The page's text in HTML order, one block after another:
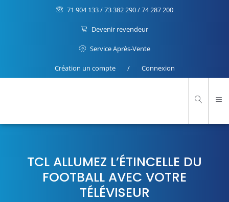
71 904 133 / 73 382 290 / 74 287 200
Devenir revendeur
Service Après-Vente
Création un compte / Connexion
TCL ALLUMEZ L’ÉTINCELLE DU
FOOTBALL AVEC VOTRE
TÉLÉVISEUR